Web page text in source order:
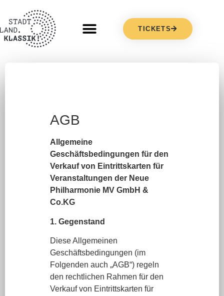
TICKETS
AGB
Allgemeine
Geschäftsbedingungen für den
Verkauf von Eintrittskarten für
Veranstaltungen der Neue
Philharmonie MV GmbH &
Co.KG
1. Gegenstand
Diese Allgemeinen
Geschäftsbedingungen (im
Folgenden auch „AGB“) regeln
den rechtlichen Rahmen für den
Verkauf von Eintrittskarten für